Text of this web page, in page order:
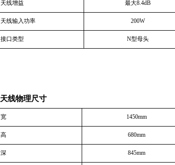
天线增益 最大8.4dB
天线输入功率 200W
接口类型 N型母头
天线物理尺寸
宽 1450mm
高 680mm
深 845mm